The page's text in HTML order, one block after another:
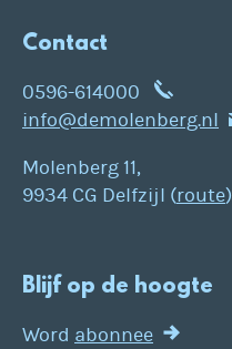
Contact
0596-614000
info@demolenberg.nl
Molenberg 11,
9934 CG Delfzijl (route)
Blijf op de hoogte
Word abonnee